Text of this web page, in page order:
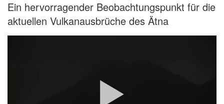
Ein hervorragender Beobachtungspunkt für die
aktuellen Vulkanausbrüche des Ätna